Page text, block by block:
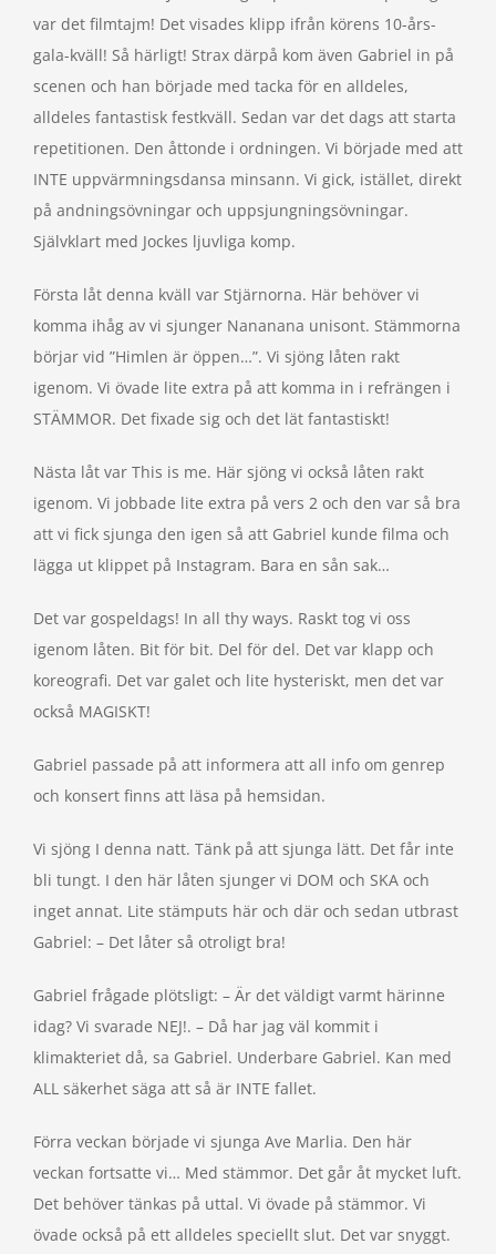
var det filmtajm! Det visades klipp ifrån körens 10-års-
gala-kväll! Så härligt! Strax därpå kom även Gabriel in på
scenen och han började med tacka för en alldeles,
alldeles fantastisk festkväll. Sedan var det dags att starta
repetitionen. Den åttonde i ordningen. Vi började med att
INTE uppvärmningsdansa minsann. Vi gick, istället, direkt
på andningsövningar och uppsjungningsövningar.
Självklart med Jockes ljuvliga komp.
Första låt denna kväll var Stjärnorna. Här behöver vi
komma ihåg av vi sjunger Nananana unisont. Stämmorna
börjar vid ”Himlen är öppen…”. Vi sjöng låten rakt
igenom. Vi övade lite extra på att komma in i refrängen i
STÄMMOR. Det fixade sig och det lät fantastiskt!
Nästa låt var This is me. Här sjöng vi också låten rakt
igenom. Vi jobbade lite extra på vers 2 och den var så bra
att vi fick sjunga den igen så att Gabriel kunde filma och
lägga ut klippet på Instagram. Bara en sån sak…
Det var gospeldags! In all thy ways. Raskt tog vi oss
igenom låten. Bit för bit. Del för del. Det var klapp och
koreografi. Det var galet och lite hysteriskt, men det var
också MAGISKT!
Gabriel passade på att informera att all info om genrep
och konsert finns att läsa på hemsidan.
Vi sjöng I denna natt. Tänk på att sjunga lätt. Det får inte
bli tungt. I den här låten sjunger vi DOM och SKA och
inget annat. Lite stämputs här och där och sedan utbrast
Gabriel: – Det låter så otroligt bra!
Gabriel frågade plötsligt: – Är det väldigt varmt härinne
idag? Vi svarade NEJ!. – Då har jag väl kommit i
klimakteriet då, sa Gabriel. Underbare Gabriel. Kan med
ALL säkerhet säga att så är INTE fallet.
Förra veckan började vi sjunga Ave Marlia. Den här
veckan fortsatte vi… Med stämmor. Det går åt mycket luft.
Det behöver tänkas på uttal. Vi övade på stämmor. Vi
övade också på ett alldeles speciellt slut. Det var snyggt.